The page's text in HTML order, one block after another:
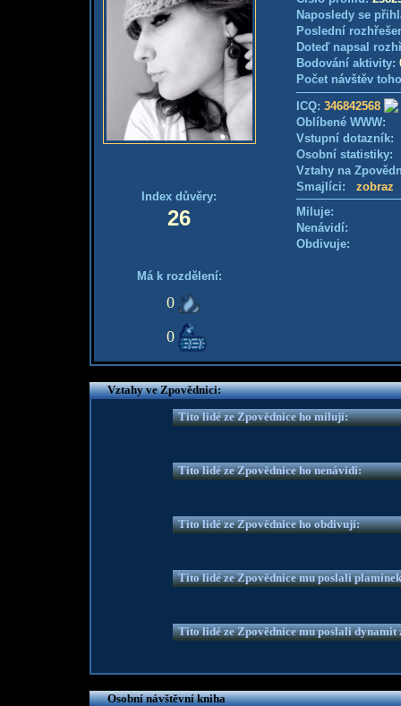
Index důvěry:
26
Má k rozdělení:
0
0
Naposledy se
Poslední
Doteď napsal
Bodování aktivity:
Počet návštěv
ICQ: 346842568
Oblíbené WWW:
Vstupní
Osobní
Vztahy na
Smajlíci: zobraz
Miluje:
Nenávidí:
Obdivuje:
Vztahy ve Zpovědnici:
Tito lidé ze Zpovědnice ho milují:
Tito lidé ze Zpovědnice ho nenávidí:
Tito lidé ze Zpovědnice ho obdivují:
Tito lidé ze Zpovědnice mu poslali
Tito lidé ze Zpovědnice mu poslali dynamit
Osobní návštěvní kniha